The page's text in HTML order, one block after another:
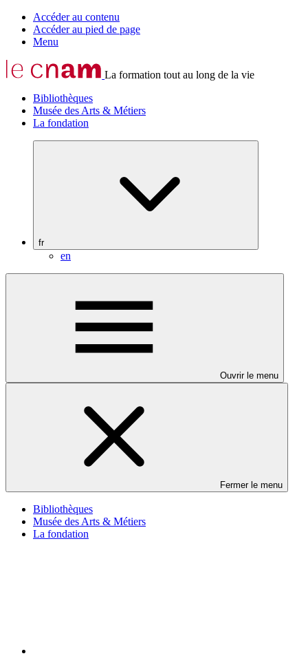
Accéder au contenu
Accéder au pied de page
Menu
La formation tout au long de la vie
Bibliothèques
Musée des Arts & Métiers
La fondation
fr
en
Ouvrir le menu
Fermer le menu
Bibliothèques
Musée des Arts & Métiers
La fondation